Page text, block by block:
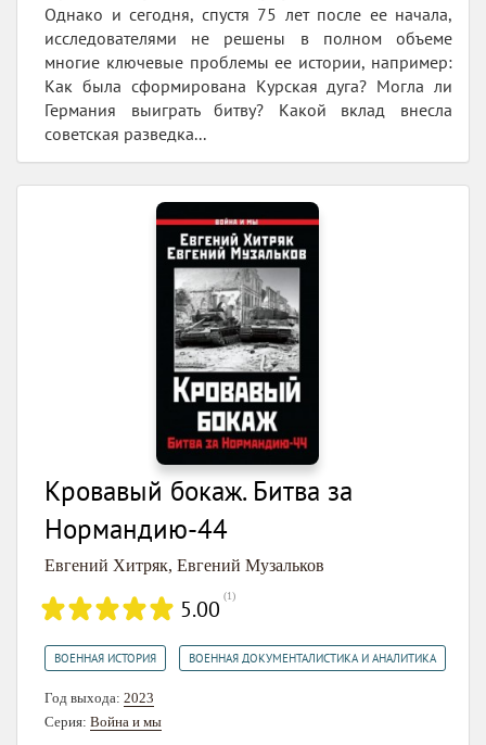
Однако и сегодня, спустя 75 лет после ее начала,
исследователями не решены в полном объеме
многие ключевые проблемы ее истории, например:
Как была сформирована Курская дуга? Могла ли
Германия выиграть битву? Какой вклад внесла
советская разведка...
Кровавый бокаж. Битва за
Нормандию-44
Евгений Хитряк, Евгений Музальков
5.00 (1)
ВОЕННАЯ ИСТОРИЯ ВОЕННАЯ ДОКУМЕНТАЛИСТИКА И АНАЛИТИКА
Год выхода: 2023
Серия: Война и мы